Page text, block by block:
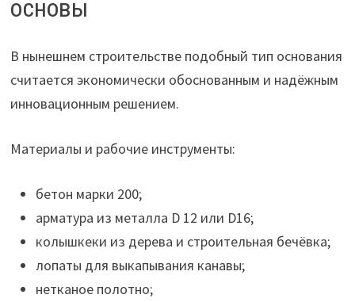
основы
В нынешнем строительстве подобный тип основания
считается экономически обоснованным и надёжным
инновационным решением.
Материалы и рабочие инструменты:
бетон марки 200;
арматура из металла D 12 или D16;
колышкеки из дерева и строительная бечёвка;
лопаты для выкапывания канавы;
нетканое полотно;